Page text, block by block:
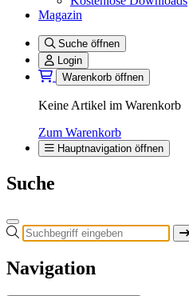
Magazin
Suche öffnen
Login
Warenkorb öffnen
Keine Artikel im Warenkorb
Zum Warenkorb
Hauptnavigation öffnen
Suche
Navigation